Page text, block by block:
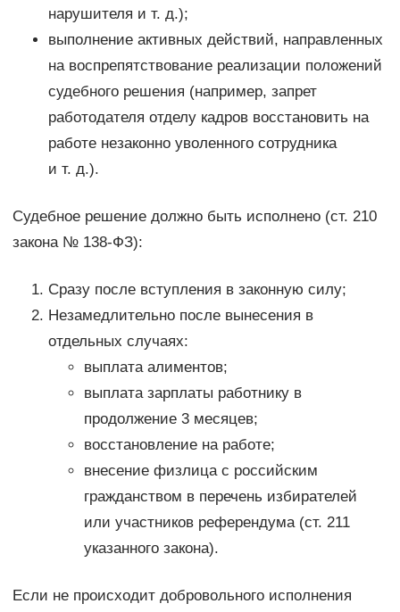
нарушителя и т. д.);
выполнение активных действий, направленных
на воспрепятствование реализации положений
судебного решения (например, запрет
работодателя отделу кадров восстановить на
работе незаконно уволенного сотрудника
и т. д.).
Судебное решение должно быть исполнено (ст. 210
закона № 138-ФЗ):
Сразу после вступления в законную силу;
Незамедлительно после вынесения в
отдельных случаях:
выплата алиментов;
выплата зарплаты работнику в
продолжение 3 месяцев;
восстановление на работе;
внесение физлица с российским
гражданством в перечень избирателей
или участников референдума (ст. 211
указанного закона).
Если не происходит добровольного исполнения